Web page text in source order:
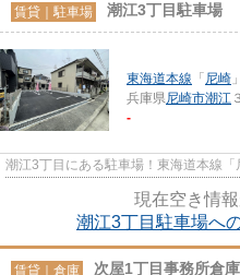
賃貸｜駐車場 潮江3丁目駐車場
東海道本線 「 尼崎
兵庫県尼崎市潮江
-
潮江3丁目にある駐車場！東海道本線「
現在空き情報
潮江3丁目駐車場へ
賃貸｜倉庫 次屋1丁目事務所倉庫